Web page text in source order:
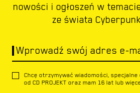
nowości i ogłoszeń w
ze świata
Wprowadź swój adres e-
Chcę otrzymywać wiadomości,
od CD PROJEKT oraz mam 16 lat lub